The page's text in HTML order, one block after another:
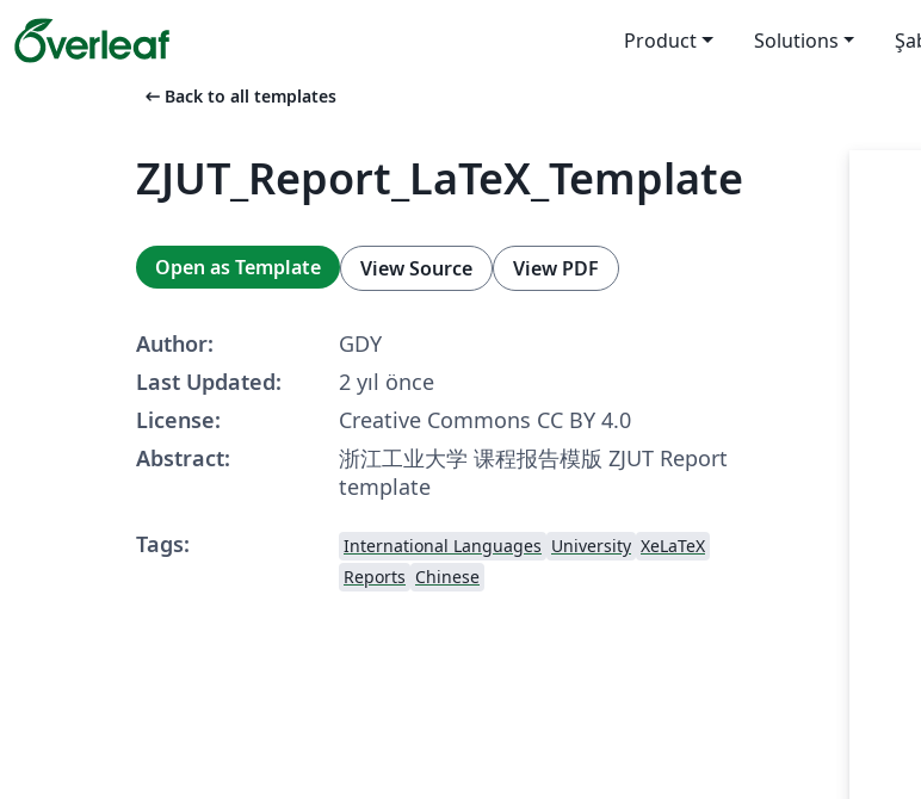
Product Solutions
arrow_left_alt Back to all templates
ZJUT_Report_LaTeX_Template
Open as Template View Source View PDF
Author:
GDY
Last Updated:
2 yıl önce
License:
Creative Commons CC BY 4.0
Abstract:
浙江工业大学 课程报告模版 ZJUT Report
template
Tags:
International Languages University XeLaTeX
Reports Chinese